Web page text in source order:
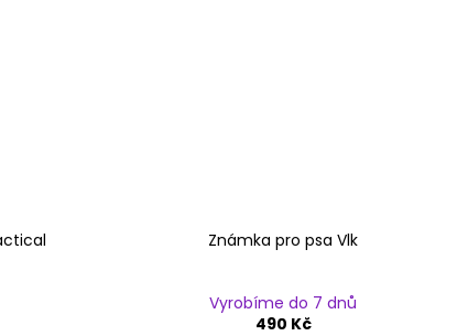
Známka pro psa Vlk
Vyrobíme do 7 dnů
490 Kč